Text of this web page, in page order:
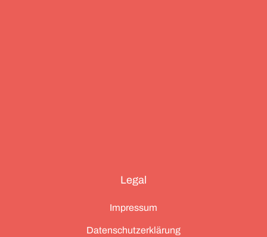
Legal
Impressum
Datenschutzerklärung